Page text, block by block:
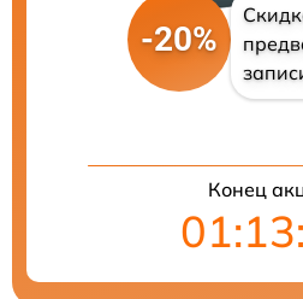
-20%
Конец